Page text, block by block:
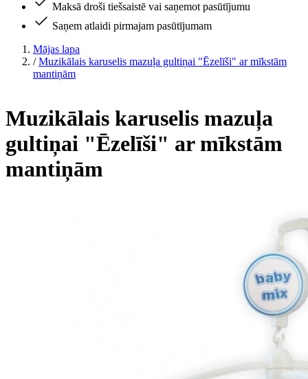
Maksā droši tiešsaistē vai saņemot pasūtījumu
Saņem atlaidi pirmajam pasūtījumam
Mājas lapa
/ Muzikālais karuselis mazuļa gultiņai "Ēzelīši" ar mīkstām
mantiņām
Muzikālais karuselis mazuļa
gultiņai "Ēzelīši" ar mīkstām
mantiņām